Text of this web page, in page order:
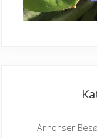
Annonser